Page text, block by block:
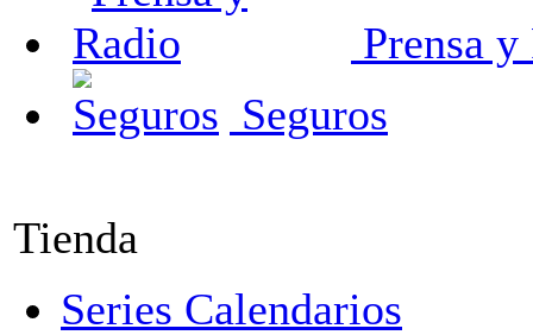
Prensa
Seguros
Tienda
Series Calendarios